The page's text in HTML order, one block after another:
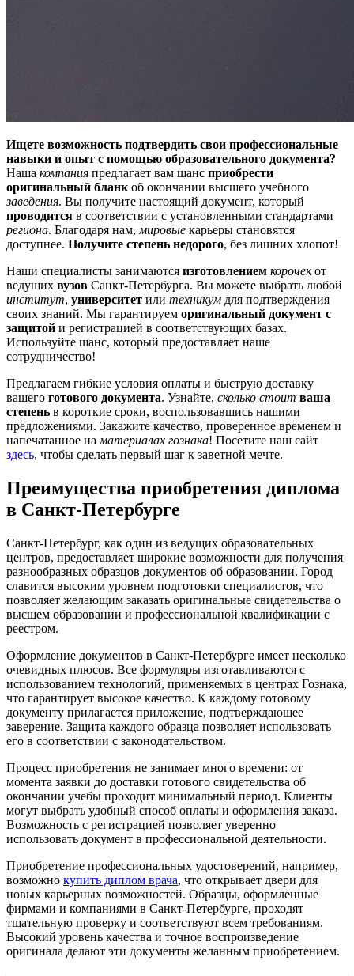
Ищете возможность подтвердить свои профессиональные
навыки и опыт с помощью образовательного документа?
Наша компания предлагает вам шанс приобрести
оригинальный бланк об окончании высшего учебного
заведения. Вы получите настоящий документ, который
проводится в соответствии с установленными стандартами
региона. Благодаря нам, мировые карьеры становятся
доступнее. Получите степень недорого, без лишних хлопот!
Наши специалисты занимаются изготовлением корочекот
ведущих вузов Санкт-Петербурга. Вы можете выбрать любой
институт, университет или техникум для подтверждения
своих знаний. Мы гарантируем оригинальный документ с
защитой и регистрацией в соответствующих базах.
Используйте шанс, который предоставляет наше
сотрудничество!
Предлагаем гибкие условия оплаты и быструю доставку
вашего готового документа. Узнайте, сколько стоит ваша
степень в короткие сроки, воспользовавшись нашими
предложениями. Закажите качество, проверенное временем и
напечатанное на материалах гознака! Посетите наш сайт
здесь, чтобы сделать первый шаг к заветной мечте.
Преимущества приобретения диплома
в Санкт-Петербурге
Санкт-Петербург, как один из ведущих образовательных
центров, предоставляет широкие возможности для получения
разнообразных образцов документов об образовании. Город
славится высоким уровнем подготовки специалистов, что
позволяет желающим заказать оригинальные свидетельства о
высшем образовании и профессиональной квалификации с
реестром.
Оформление документов в Санкт-Петербурге имеет несколько
очевидных плюсов. Все формуляры изготавливаются с
использованием технологий, применяемых в центрах Гознака,
что гарантирует высокое качество. К каждому готовому
документу прилагается приложение, подтверждающее
заверение. Защита каждого образца позволяет использовать
его в соответствии с законодательством.
Процесс приобретения не занимает много времени: от
момента заявки до доставки готового свидетельства об
окончании учебы проходит минимальный период. Клиенты
могут выбрать удобный способ оплаты и оформления заказа.
Возможность с регистрацией позволяет уверенно
использовать документ в профессиональной деятельности.
Приобретение профессиональных удостоверений, например,
возможно купить диплом врача, что открывает двери для
новых карьерных возможностей. Образцы, оформленные
фирмами и компаниями в Санкт-Петербурге, проходят
тщательную проверку и соответствуют всем требованиям.
Высокий уровень качества и точное воспроизведение
оригинала делают эти документы желанным приобретением.